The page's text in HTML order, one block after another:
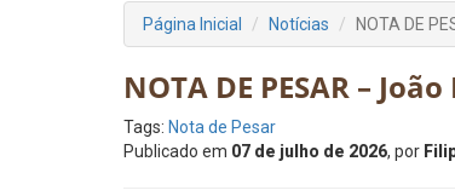
Página Inicial Notícias NOTA DE
NOTA DE PESAR –
Tags: Nota de Pesar
Publicado em 07 de julho de 2026, por